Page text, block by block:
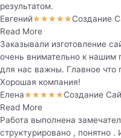
результатом.
Евгений★ ★ ★ ★ ★ Создание
Read More
Заказывали изготовление
очень внимательно к нашим
для нас важны. Главное что
Хорошая компания!
Елена★ ★ ★ ★ ★ Создание
Read More
Работа выполнена
структурировано , понятно